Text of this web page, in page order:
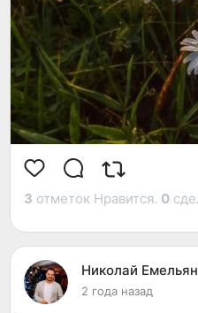
3 отметок Нравится. 0
Николай
2 года назад